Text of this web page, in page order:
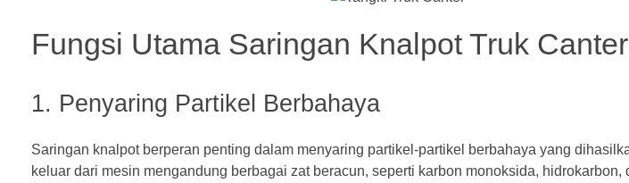
Fungsi Utama Saringan Knalpot Truk Canter
1. Penyaring Partikel Berbahaya
Saringan knalpot berperan penting dalam menyaring partikel-partikel berbahaya yang
keluar dari mesin mengandung berbagai zat beracun, seperti karbon monoksida,